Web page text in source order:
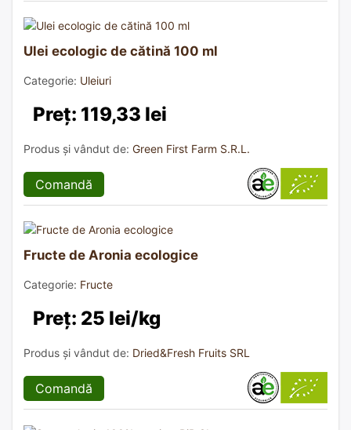
Ulei ecologic de cătină 100 ml
Categorie: Uleiuri
Preț: 119,33 lei
Produs și vândut de: Green First Farm S.R.L.
Comandă
Fructe de Aronia ecologice
Categorie: Fructe
Preț: 25 lei/kg
Produs și vândut de: Dried&Fresh Fruits SRL
Comandă